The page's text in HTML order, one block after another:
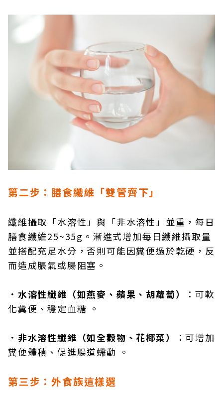
第二步：膳食纖維「雙管齊下」
纖維攝取「水溶性」與「非水溶性」並重，每日
膳食纖維25~35g。漸進式增加每日纖維攝取量
並搭配充足水分，否則可能因糞便過於乾硬，反
而造成脹氣或腸阻塞。
．水溶性纖維（如燕麥、蘋果、胡蘿蔔）
：可軟
化糞便、穩定血糖 。
．非水溶性纖維（如全穀物、花椰菜）
：可增加
糞便體積、促進腸道蠕動 。
第三步：外食族這樣選